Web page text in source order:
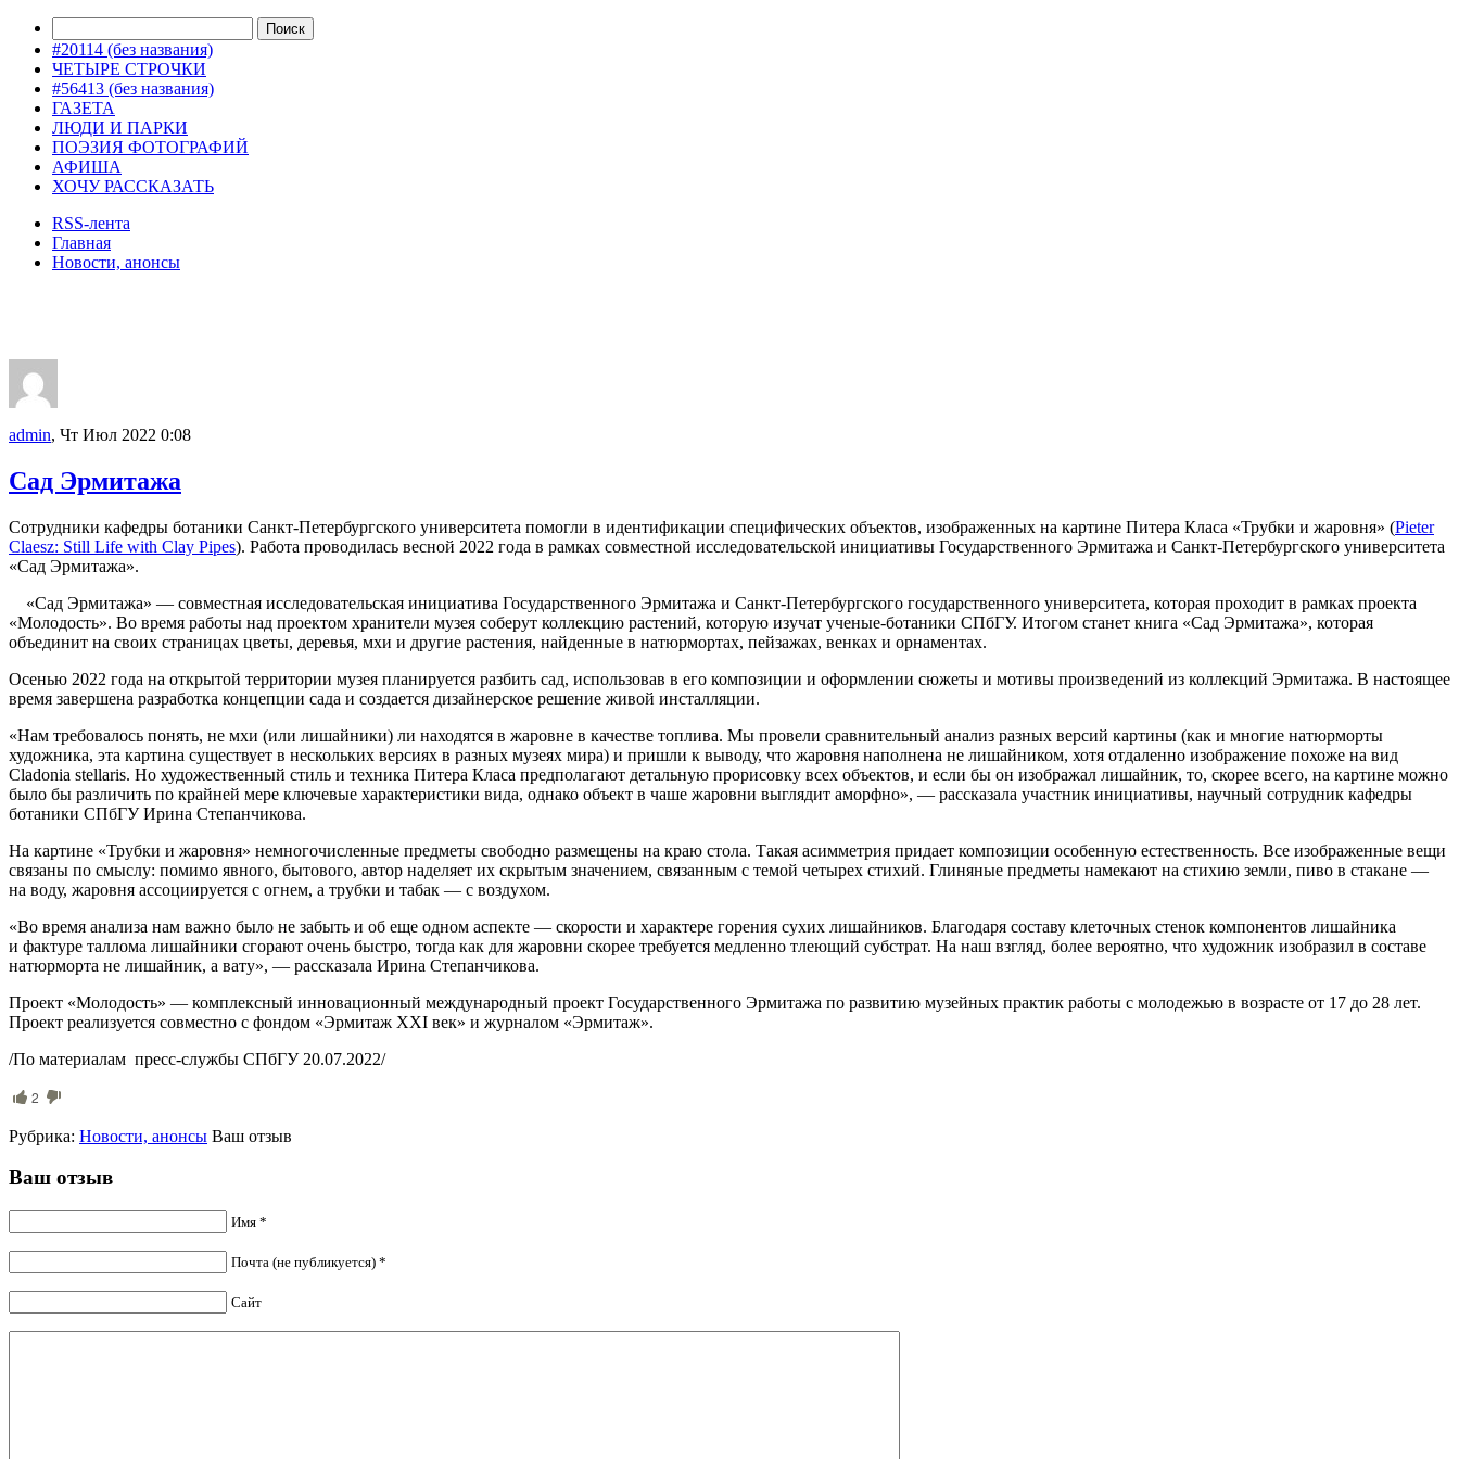
#20114 (без названия)
ЧЕТЫРЕ СТРОЧКИ
#56413 (без названия)
ГАЗЕТА
ЛЮДИ И ПАРКИ
ПОЭЗИЯ ФОТОГРАФИЙ
АФИША
ХОЧУ РАССКАЗАТЬ
RSS-лента
Главная
Новости, анонсы
admin, Чт Июл 2022 0:08
Сад Эрмитажа
Сотрудники кафедры ботаники Санкт-Петербургского университета помогли в идентификации специфических объектов, изображенных на картине Питера Класа «Трубки и жаровня» (Pieter
Claesz: Still Life with Clay Pipes). Работа проводилась весной 2022 года в рамках совместной исследовательской инициативы Государственного Эрмитажа и Санкт-Петербургского университета
«Сад Эрмитажа».
«Сад Эрмитажа» — совместная исследовательская инициатива Государственного Эрмитажа и Санкт-Петербургского государственного университета, которая проходит в рамках проекта
«Молодость». Во время работы над проектом хранители музея соберут коллекцию растений, которую изучат ученые-ботаники СПбГУ. Итогом станет книга «Сад Эрмитажа», которая
объединит на своих страницах цветы, деревья, мхи и другие растения, найденные в натюрмортах, пейзажах, венках и орнаментах.
Осенью 2022 года на открытой территории музея планируется разбить сад, использовав в его композиции и оформлении сюжеты и мотивы произведений из коллекций Эрмитажа. В настоящее
время завершена разработка концепции сада и создается дизайнерское решение живой инсталляции.
«Нам требовалось понять, не мхи (или лишайники) ли находятся в жаровне в качестве топлива. Мы провели сравнительный анализ разных версий картины (как и многие натюрморты
художника, эта картина существует в нескольких версиях в разных музеях мира) и пришли к выводу, что жаровня наполнена не лишайником, хотя отдаленно изображение похоже на вид
Cladonia stellaris. Но художественный стиль и техника Питера Класа предполагают детальную прорисовку всех объектов, и если бы он изображал лишайник, то, скорее всего, на картине можно
было бы различить по крайней мере ключевые характеристики вида, однако объект в чаше жаровни выглядит аморфно», — рассказала участник инициативы, научный сотрудник кафедры
ботаники СПбГУ Ирина Степанчикова.
На картине «Трубки и жаровня» немногочисленные предметы свободно размещены на краю стола. Такая асимметрия придает композиции особенную естественность. Все изображенные вещи
связаны по смыслу: помимо явного, бытового, автор наделяет их скрытым значением, связанным с темой четырех стихий. Глиняные предметы намекают на стихию земли, пиво в стакане —
на воду, жаровня ассоциируется с огнем, а трубки и табак — с воздухом.
«Во время анализа нам важно было не забыть и об еще одном аспекте — скорости и характере горения сухих лишайников. Благодаря составу клеточных стенок компонентов лишайника
и фактуре таллома лишайники сгорают очень быстро, тогда как для жаровни скорее требуется медленно тлеющий субстрат. На наш взгляд, более вероятно, что художник изобразил в составе
натюрморта не лишайник, а вату», — рассказала Ирина Степанчикова.
Проект «Молодость» — комплексный инновационный международный проект Государственного Эрмитажа по развитию музейных практик работы с молодежью в возрасте от 17 до 28 лет.
Проект реализуется совместно с фондом «Эрмитаж XXI век» и журналом «Эрмитаж».
/По материалам пресс-службы СПбГУ 20.07.2022/
2
Рубрика: Новости, анонсы Ваш отзыв
Ваш отзыв
Имя *
Почта (не публикуется) *
Сайт